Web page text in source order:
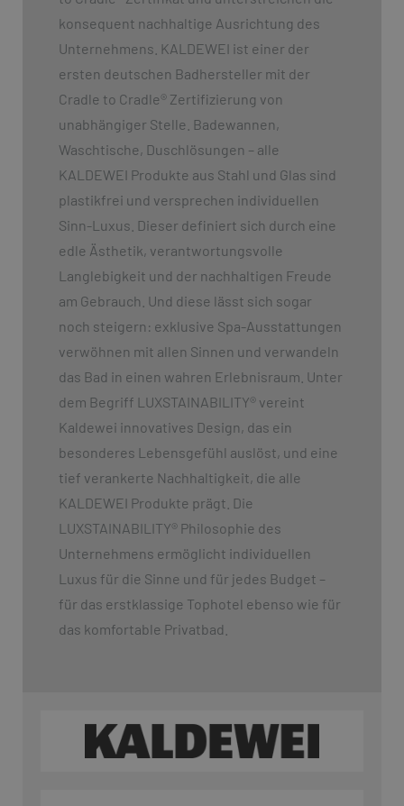
konsequent nachhaltige Ausrichtung des
Unternehmens. KALDEWEI ist einer der
ersten deutschen Badhersteller mit der
Cradle to Cradle® Zertifizierung von
unabhängiger Stelle. Badewannen,
Waschtische, Duschlösungen – alle
KALDEWEI Produkte aus Stahl und Glas sind
plastikfrei und versprechen individuellen
Sinn-Luxus. Dieser definiert sich durch eine
edle Ästhetik, verantwortungsvolle
Langlebigkeit und der nachhaltigen Freude
am Gebrauch. Und diese lässt sich sogar
noch steigern: exklusive Spa-Ausstattungen
verwöhnen mit allen Sinnen und verwandeln
das Bad in einen wahren Erlebnisraum. Unter
dem Begriff LUXSTAINABILITY® vereint
Kaldewei innovatives Design, das ein
besonderes Lebensgefühl auslöst, und eine
tief verankerte Nachhaltigkeit, die alle
KALDEWEI Produkte prägt. Die
LUXSTAINABILITY® Philosophie des
Unternehmens ermöglicht individuellen
Luxus für die Sinne und für jedes Budget –
für das erstklassige Tophotel ebenso wie für
das komfortable Privatbad.